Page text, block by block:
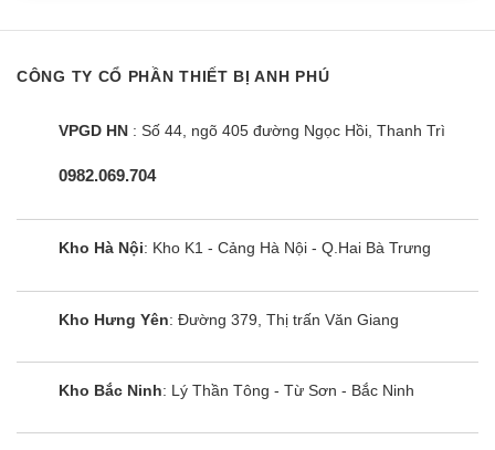
CÔNG TY CỔ PHẦN THIẾT BỊ ANH PHÚ
VPGD HN : Số 44, ngõ 405 đường Ngọc Hồi, Thanh Trì
0982.069.704
Kho Hà Nội: Kho K1 - Cảng Hà Nội - Q.Hai Bà Trưng
Kho Hưng Yên: Đường 379, Thị trấn Văn Giang
Kho Bắc Ninh: Lý Thần Tông - Từ Sơn - Bắc Ninh